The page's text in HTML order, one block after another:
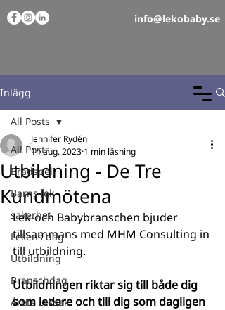
info@lekobaby.se
Inlägg
All Posts
Brädspel
Barns lek
säkerhet
Lekens dag
Utbildning
Branschdag
Årets Leksak
All Posts
Utbildning - De Tre
Kundmötena
Jennifer Rydén
14 aug. 2023 1 min läsning
Lek-och Babybranschen bjuder
tillsammans med MHM Consulting in
till utbildning.
Utbildningen riktar sig till både dig
som ledare och till dig som dagligen